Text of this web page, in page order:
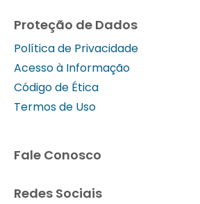
Proteção de Dados
Política de Privacidade
Acesso à Informação
Código de Ética
Termos de Uso
Fale Conosco
Redes Sociais